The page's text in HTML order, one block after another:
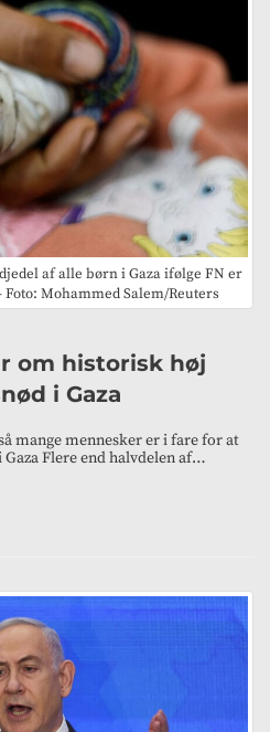
af alle børn i Gaza ifølge FN er
Mohammed Salem/Reuters
om historisk høj
i Gaza
mange mennesker er i fare for at
Flere end halvdelen af…